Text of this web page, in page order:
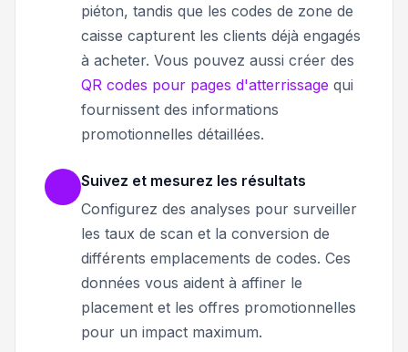
piéton, tandis que les codes de zone de
caisse capturent les clients déjà engagés
à acheter. Vous pouvez aussi créer des
QR codes pour pages d'atterrissage qui
fournissent des informations
promotionnelles détaillées.
Suivez et mesurez les résultats
Configurez des analyses pour surveiller
les taux de scan et la conversion de
différents emplacements de codes. Ces
données vous aident à affiner le
placement et les offres promotionnelles
pour un impact maximum.